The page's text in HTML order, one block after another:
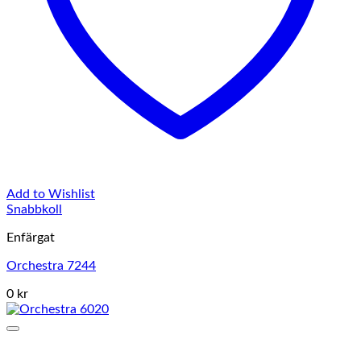
Add to Wishlist
Snabbkoll
Enfärgat
Orchestra 7244
0 kr